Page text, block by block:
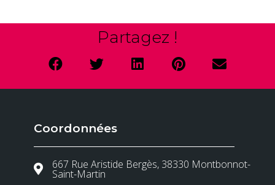
Partagez !
Coordonnées
667 Rue Aristide Bergès, 38330 Montbonnot-
Saint-Martin